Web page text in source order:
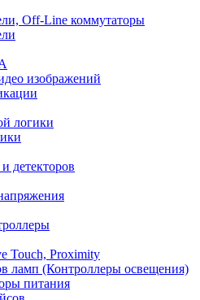
Off-Line коммутаторы
изображений
логики
детекторов
Touch, Proximity
ламп (Контроллеры освещения)
питания